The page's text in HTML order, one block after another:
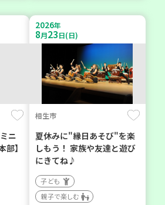
ニ
】
2026年
8月23日(日)
相生市
夏休みに"縁日あそび"を楽
しもう！ 家族や友達と遊び
にきてね♪
子ども
親子で楽しむ